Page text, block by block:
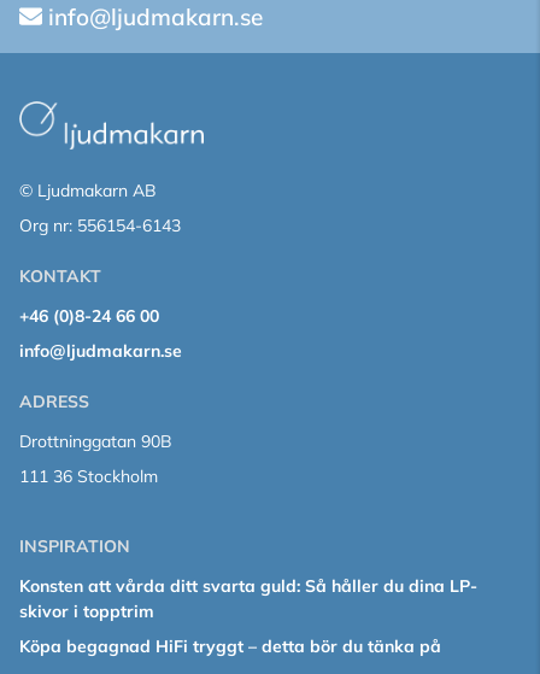
info@ljudmakarn.se
© Ljudmakarn AB
Org nr: 556154-6143
KONTAKT
+46 (0)8-24 66 00
info@ljudmakarn.se
ADRESS
Drottninggatan 90B
111 36 Stockholm
INSPIRATION
Konsten att vårda ditt svarta guld: Så håller du dina LP-
skivor i topptrim
Köpa begagnad HiFi tryggt – detta bör du tänka på